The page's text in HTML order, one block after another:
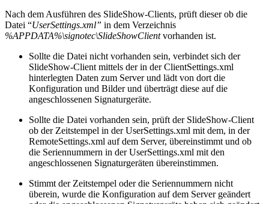
Nach dem Ausführen des SlideShow-Clients, prüft dieser ob die
Datei “UserSettings.xml” in dem Verzeichnis
%APPDATA%\signotec\SlideShowClientvorhanden ist.
Sollte die Datei nicht vorhanden sein, verbindet sich der
SlideShow-Client mittels der in der ClientSettings.xml
hinterlegten Daten zum Server und lädt von dort die
Konfiguration und Bilder und überträgt diese auf die
angeschlossenen Signaturgeräte.
Sollte die Datei vorhanden sein, prüft der SlideShow-Client
ob der Zeitstempel in der UserSettings.xml mit dem, in der
RemoteSettings.xml auf dem Server, übereinstimmt und ob
die Seriennummern in der UserSettings.xml mit den
angeschlossenen Signaturgeräten übereinstimmen.
Stimmt der Zeitstempel oder die Seriennummern nicht
überein, wurde die Konfiguration auf dem Server geändert